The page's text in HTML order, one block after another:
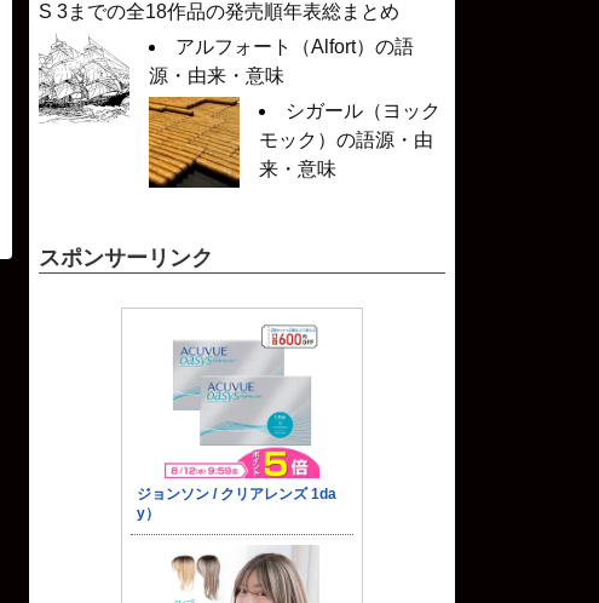
S 3までの全18作品の発売順年表総まとめ
アルフォート（Alfort）の語
源・由来・意味
シガール（ヨック
モック）の語源・由
来・意味
スポンサーリンク